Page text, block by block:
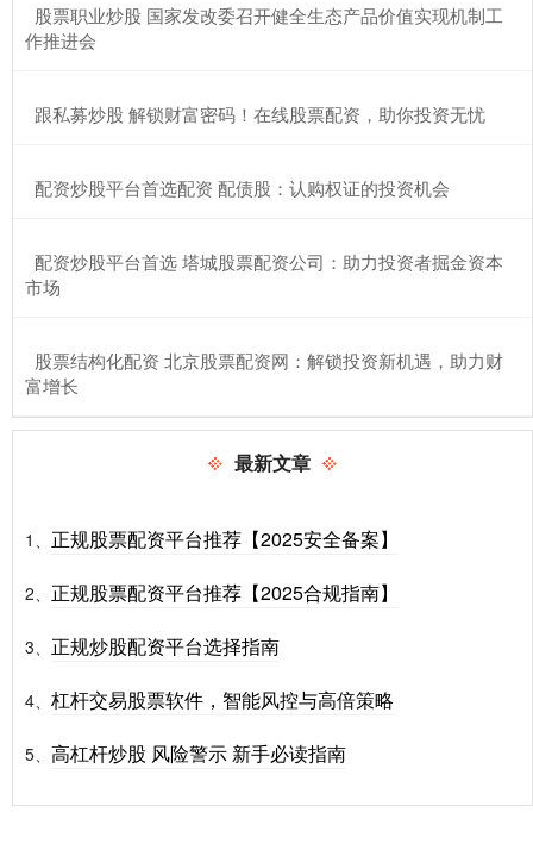
​股票职业炒股 国家发改委召开健全生态产品价值实现机制工
作推进会
​跟私募炒股 解锁财富密码！在线股票配资，助你投资无忧
​配资炒股平台首选配资 配债股：认购权证的投资机会
​配资炒股平台首选 塔城股票配资公司：助力投资者掘金资本
市场
​股票结构化配资 北京股票配资网：解锁投资新机遇，助力财
富增长
最新文章
1、 正规股票配资平台推荐【2025安全备案】
2、 正规股票配资平台推荐【2025合规指南】
3、 正规炒股配资平台选择指南
4、 杠杆交易股票软件，智能风控与高倍策略
5、 高杠杆炒股 风险警示 新手必读指南